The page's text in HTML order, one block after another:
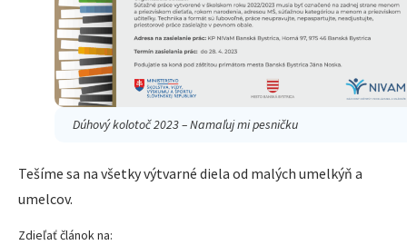
Dúhový kolotoč 2023 – Namaľuj mi pesničku
Tešíme sa na všetky výtvarné diela od malých umelkýň a
umelcov.
Zdieľať článok na: